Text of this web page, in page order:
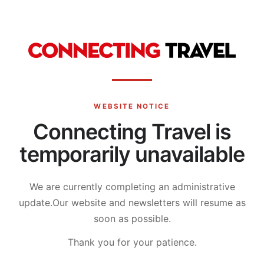
WEBSITE NOTICE
Connecting Travel is
temporarily unavailable
We are currently completing an administrative
update.Our website and newsletters will resume as
soon as possible.
Thank you for your patience.